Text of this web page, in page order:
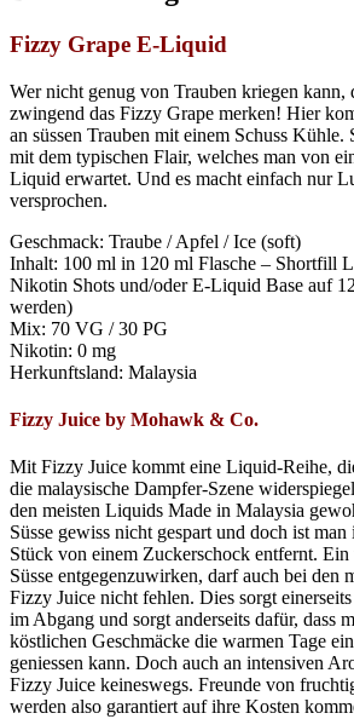
Fizzy Grape E-Liquid
Wer nicht genug von Trauben kriegen kann,
zwingend das Fizzy Grape merken! Hier
an süssen Trauben mit einem Schuss Kühle.
mit dem typischen Flair, welches man von
Liquid erwartet. Und es macht einfach nur
versprochen.
Geschmack: Traube / Apfel / Ice (soft)
Inhalt: 100 ml in 120 ml Flasche – Shortfill
Nikotin Shots und/oder E-Liquid Base auf
werden)
Mix: 70 VG / 30 PG
Nikotin: 0 mg
Herkunftsland: Malaysia
Fizzy Juice by Mohawk & Co.
MitFizzy Juice kommt eine Liquid-Reihe,
die malaysische Dampfer-Szene
den meisten Liquids Made in Malaysia
Süsse gewiss nicht gespart und doch ist
Stück von einem Zuckerschock entfernt.
Süsse entgegenzuwirken, darf auch bei den
Fizzy Juice nicht fehlen. Dies sorgt
im Abgang und sorgt anderseits dafür, dass
köstlichen Geschmäcke die warmen Tage
geniessen kann. Doch auch an intensiven
Fizzy Juice keineswegs. Freunde von
werden also garantiert auf ihre Kosten